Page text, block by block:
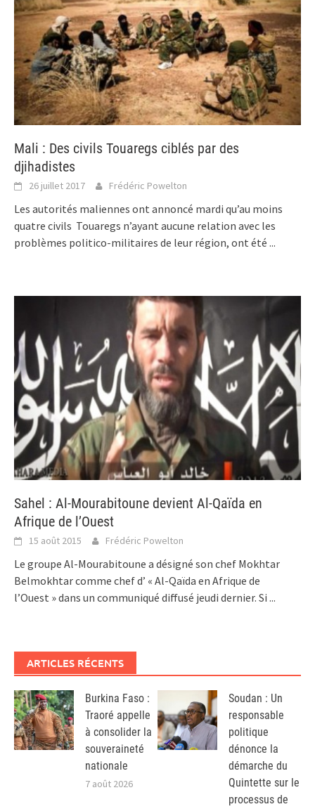
Mali : Des civils Touaregs ciblés par des
djihadistes
26 juillet 2017 Frédéric Powelton
Les autorités maliennes ont annoncé mardi qu’au moins
quatre civils Touaregs n’ayant aucune relation avec les
problèmes politico-militaires de leur région, ont été ...
Sahel : Al-Mourabitoune devient Al-Qaïda en
Afrique de l’Ouest
15 août 2015 Frédéric Powelton
Le groupe Al-Mourabitoune a désigné son chef Mokhtar
Belmokhtar comme chef d’ « Al-Qaïda en Afrique de
l’Ouest » dans un communiqué diffusé jeudi dernier. Si ...
ARTICLES RÉCENTS
Burkina Faso :
Traoré appelle
à consolider la
souveraineté
nationale
7 août 2026
Soudan : Un
responsable
politique
dénonce la
démarche du
Quintette sur le
processus de